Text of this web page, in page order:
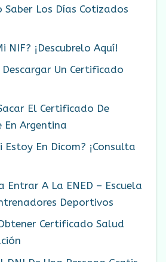
Saber Los Días Cotizados
NIF? ¡Descubrelo Aquí!
Un Certificado
El Certificado De
En Argentina
Estoy En Dicom? ¡Consulta
Entrar A La ENED – Escuela
Deportivos
Certificado Salud